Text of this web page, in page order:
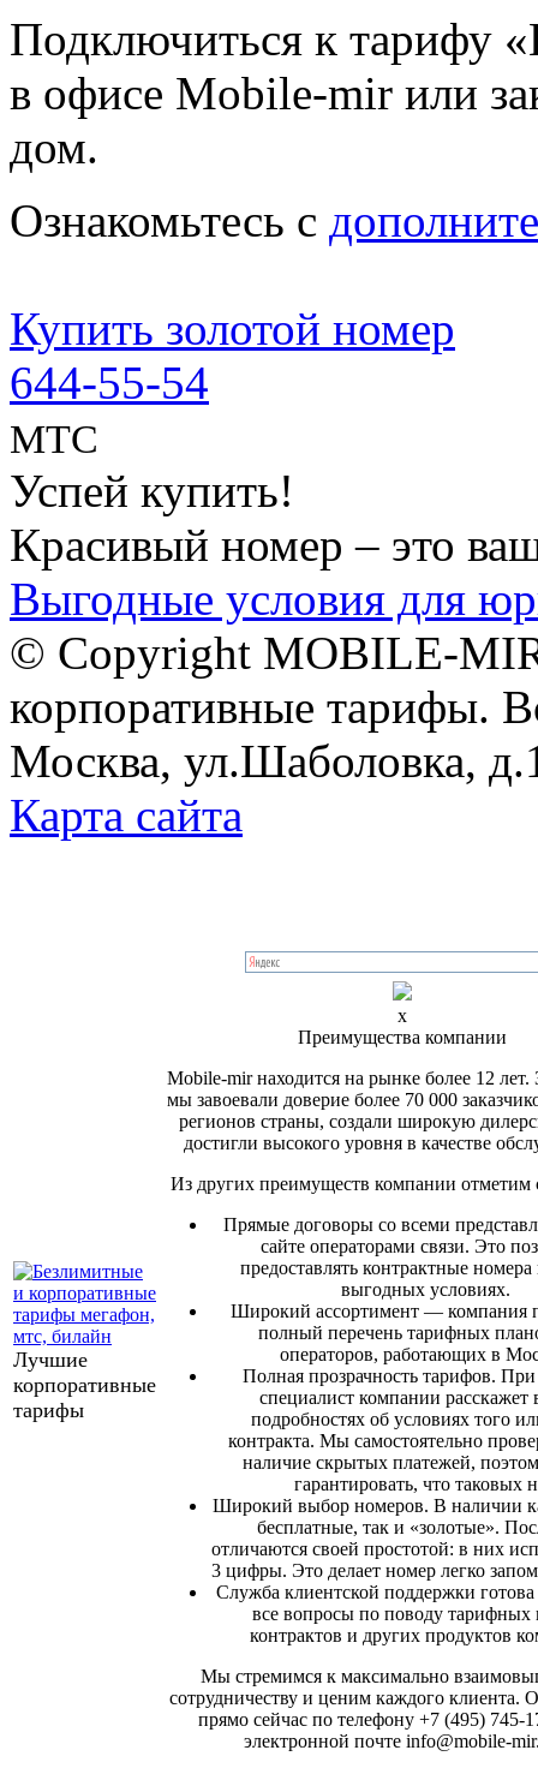
Подключиться к тарифу
в офисе Mobile-mir или
дом.
Ознакомьтесь с
Купить золотой номер
644-55-54
МТС
Успей купить!
Красивый номер – это
Выгодные условия для
© Copyright MOBILE-
корпоративные тарифы.
Москва, ул.Шаболовка,
Карта сайта
Лучшие
корпоративные
тарифы
x
Преимущества компании
Mobile-mir находится на рынке более 12 лет.
мы завоевали доверие более 70 000
регионов страны, создали широкую
достигли высокого уровня в качестве
Из других преимуществ компании
Прямые договоры со всеми
сайте операторами связи. Это
предоставлять контрактные
выгодных условиях.
Широкий ассортимент — компания
полный перечень тарифных
операторов, работающих в
Полная прозрачность тарифов.
специалист компании расскажет
подробностях об условиях того
контракта. Мы самостоятельно
наличие скрытых платежей,
гарантировать, что таковых
Широкий выбор номеров. В наличии
бесплатные, так и «золотые».
отличаются своей простотой: в них
3 цифры. Это делает номер легко
Служба клиентской поддержки готова
все вопросы по поводу тарифных
контрактов и других продуктов
Мы стремимся к максимально
сотрудничеству и ценим каждого клиента.
прямо сейчас по телефону +7 (495) 745-
электронной почте info@mobile-